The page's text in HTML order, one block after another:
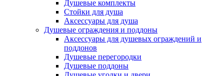
Душевые комплекты
Стойки для душа
Аксессуары для душа
Душевые ограждения и поддоны
Аксессуары для душевых ограждений и
поддонов
Душевые перегородки
Душевые поддоны